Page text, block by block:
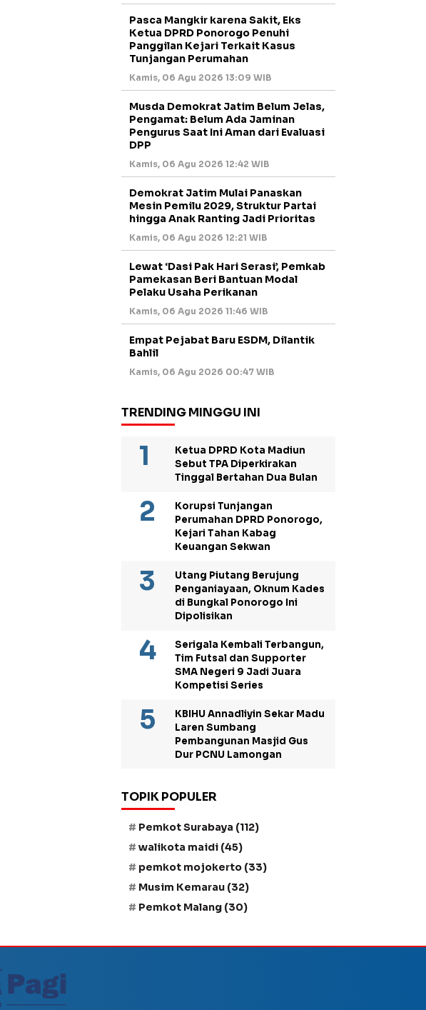
Pasca Mangkir karena Sakit, Eks
Ketua DPRD Ponorogo Penuhi
Panggilan Kejari Terkait Kasus
Tunjangan Perumahan
Kamis, 06 Agu 2026 13:09 WIB
Musda Demokrat Jatim Belum Jelas,
Pengamat: Belum Ada Jaminan
Pengurus Saat Ini Aman dari Evaluasi
DPP
Kamis, 06 Agu 2026 12:42 WIB
Demokrat Jatim Mulai Panaskan
Mesin Pemilu 2029, Struktur Partai
hingga Anak Ranting Jadi Prioritas
Kamis, 06 Agu 2026 12:21 WIB
Lewat ‘Dasi Pak Hari Serasi’, Pemkab
Pamekasan Beri Bantuan Modal
Pelaku Usaha Perikanan
Kamis, 06 Agu 2026 11:46 WIB
Empat Pejabat Baru ESDM, Dilantik
Bahlil
Kamis, 06 Agu 2026 00:47 WIB
TRENDING MINGGU INI
Ketua DPRD Kota Madiun
Sebut TPA Diperkirakan
Tinggal Bertahan Dua Bulan
Korupsi Tunjangan
Perumahan DPRD Ponorogo,
Kejari Tahan Kabag
Keuangan Sekwan
Utang Piutang Berujung
Penganiayaan, Oknum Kades
di Bungkal Ponorogo Ini
Dipolisikan
Serigala Kembali Terbangun,
Tim Futsal dan Supporter
SMA Negeri 9 Jadi Juara
Kompetisi Series
KBIHU Annadliyin Sekar Madu
Laren Sumbang
Pembangunan Masjid Gus
Dur PCNU Lamongan
TOPIK POPULER
Pemkot Surabaya (112)
walikota maidi (45)
pemkot mojokerto (33)
Musim Kemarau (32)
Pemkot Malang (30)